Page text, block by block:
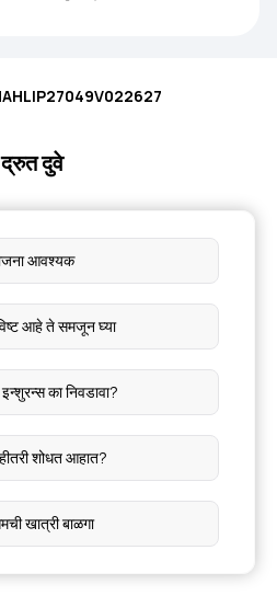
द्रुत दुवे
आवश्यक
आहे ते समजून घ्या
का निवडावा?
शोधत आहात?
खात्री बाळगा